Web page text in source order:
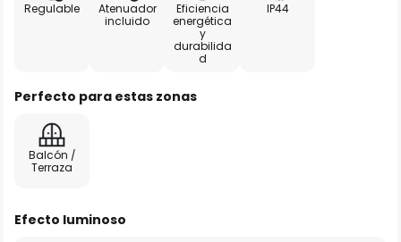
Regulable
Atenuador
incluido
Eficiencia
energética
y
durabilida
d
IP44
Perfecto para estas zonas
Balcón /
Terraza
Efecto luminoso